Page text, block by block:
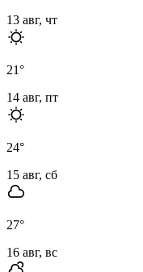
13 авг, чт
21°
14 авг, пт
24°
15 авг, сб
27°
16 авг, вс